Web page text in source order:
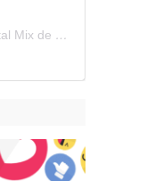
Uma publicação compartilhada por Portal Mix de Notícias (@portalmixdenoticias)